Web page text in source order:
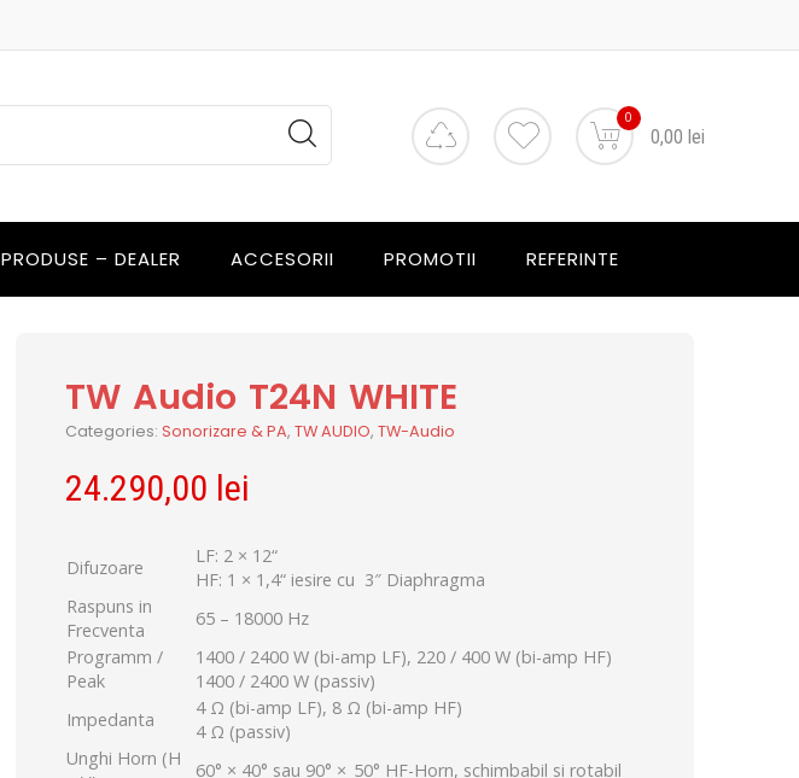
0
0,00 lei
PRODUSE – DEALER ACCESORII PROMOTII REFERINTE
TW Audio T24N WHITE
Categories:Sonorizare & PA,TW AUDIO,TW-Audio
24.290,00 lei
Difuzoare
LF: 2 × 12“
HF: 1 × 1,4“ iesire cu 3″ Diaphragma
Raspuns in
Frecventa
65 – 18000 Hz
Programm /
Peak
1400 / 2400 W (bi-amp LF), 220 / 400 W (bi-amp HF)
1400 / 2400 W (passiv)
Impedanta
4 Ω (bi-amp LF), 8 Ω (bi-amp HF)
4 Ω (passiv)
Unghi Horn (H
60° × 40° sau 90° × 50° HF-Horn, schimbabil si rotabil